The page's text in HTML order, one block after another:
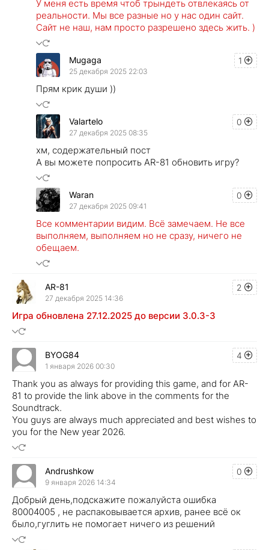
У меня есть время чтоб трындеть отвлекаясь от
реальности. Мы все разные но у нас один сайт.
Сайт не наш, нам просто разрешено здесь жить. )
1
Mugaga
25 декабря 2025 22:03
Прям крик души ))
0
Valartelo
27 декабря 2025 08:35
хм, содержательный пост
А вы можете попросить AR-81 обновить игру?
0
Waran
27 декабря 2025 09:41
Все комментарии видим. Всё замечаем. Не все
выполняем, выполняем но не сразу, ничего не
обещаем.
2
AR-81
27 декабря 2025 14:36
Игра обновлена 27.12.2025 до версии 3.0.3-3
4
BYOG84
1 января 2026 00:30
Thank you as always for providing this game, and for AR-
81 to provide the link above in the comments for the
Soundtrack.
You guys are always much appreciated and best wishes to
you for the New year 2026.
0
Andrushkow
9 января 2026 14:34
Добрый день,подскажите пожалуйста ошибка
80004005 , не распаковывается архив, ранее всё ок
было,гуглить не помогает ничего из решений